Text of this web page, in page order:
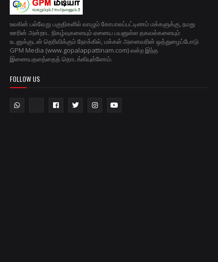
உலகின் பல்வேறு பகுதிகளில் வாழும் கோபாலப்பட்டிணம் மக்களுக்கு, நமது
ஊரின் அன்றாட நிகழ்வுகளையும் ஏனைய பயனுள்ள தகவல்களையும்
உடனுக்குடன் தெரிவிக்கும் நோக்கில், மக்கள் அனைவரின் ஒத்துழைப்போடு
GPM Media (www.gopalappattinam.com) என்ற இந்த
இணையதளத்தைத் தொடங்கியுள்ளோம்.
FOLLOW US